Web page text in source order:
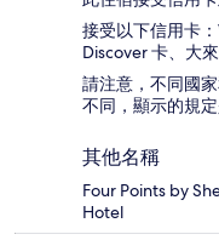
接受以下信用卡
Discover 卡、大
請注意，不同國
不同，顯示的規
其他名稱
Four Points by
Hotel